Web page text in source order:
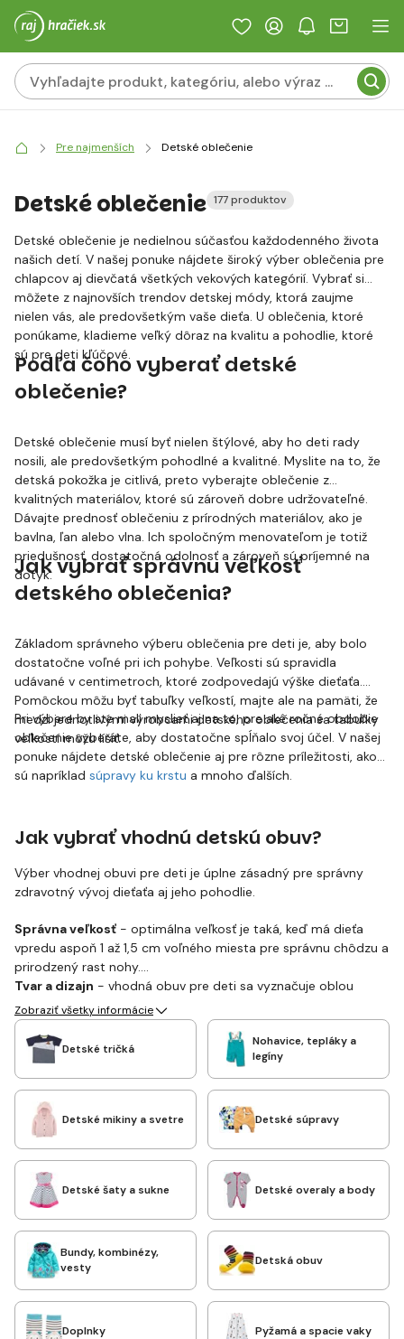
Pre najmenších Detské oblečenie
Detské oblečenie 177 produktov
Detské oblečenie je nedielnou súčasťou každodenného života
našich detí. V našej ponuke nájdete široký výber oblečenia pre
chlapcov aj dievčatá všetkých vekových kategórií. Vybrať si
môžete z najnovších trendov detskej módy, ktorá zaujme
nielen vás, ale predovšetkým vaše dieťa. U oblečenia, ktoré
ponúkame, kladieme veľký dôraz na kvalitu a pohodlie, ktoré
sú pre deti kľúčové.
Podľa čoho vyberať detské
oblečenie?
Detské oblečenie musí byť nielen štýlové, aby ho deti rady
nosili, ale predovšetkým pohodlné a kvalitné. Myslite na to, že
detská pokožka je citlivá, preto vyberajte oblečenie z
kvalitných materiálov, ktoré sú zároveň dobre udržovateľné.
Dávajte prednosť oblečeniu z prírodných materiálov, ako je
bavlna, ľan alebo vlna. Ich spoločným menovateľom je totiž
priedušnosť, dostatočná odolnosť a zároveň sú príjemné na
dotyk.
Jak vybrať správnu veľkosť
detského oblečenia?
Základom správneho výberu oblečenia pre deti je, aby bolo
dostatočne voľné pri ich pohybe. Veľkosti sú spravidla
udávané v centimetroch, ktoré zodpovedajú výške dieťaťa.
Pomôckou môžu byť tabuľky veľkostí, majte ale na pamäti, že
medzi jednotlivými výrobcami detského oblečenia sa tabuľky
veľkostí môžu líšiť.
Pri výbere by ste mali myslieť aj na to, pre aké ročné obdobie
oblečenie vyberáte, aby dostatočne spĺňalo svoj účel. V našej
ponuke nájdete detské oblečenie aj pre rôzne príležitosti, ako
sú napríklad súpravy ku krstu a mnoho ďalších.
Jak vybrať vhodnú detskú obuv?
Výber vhodnej obuvi pre deti je úplne zásadný pre správny
zdravotný vývoj dieťaťa aj jeho pohodlie.
Správna veľkosť - optimálna veľkosť je taká, keď má dieťa
vpredu aspoň 1 až 1,5 cm voľného miesta pre správnu chôdzu a
prirodzený rast nohy.
Tvar a dizajn - vhodná obuv pre deti sa vyznačuje oblou
špičkou, aby bola priestranná a poskytovala dostatok miesta
pre prsty dieťaťa.
Materiál detských topánok
- najvhodnejšími materiálmi sú
koža alebo textília, ktoré sú mäkké a priedušné.
Zobraziť všetky informácie
Detské tričká
Nohavice, tepláky a
legíny
Detské mikiny a svetre Detské súpravy
Detské šaty a sukne Detské overaly a body
Bundy, kombinézy,
vesty
Detská obuv
Doplnky Pyžamá a spacie vaky